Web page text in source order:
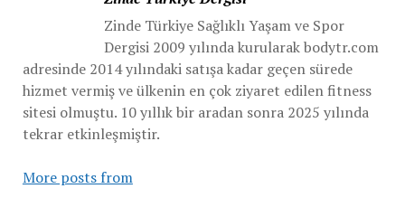
Zinde Türkiye Sağlıklı Yaşam ve Spor
Dergisi 2009 yılında kurularak bodytr.com
adresinde 2014 yılındaki satışa kadar geçen sürede
hizmet vermiş ve ülkenin en çok ziyaret edilen fitness
sitesi olmuştu. 10 yıllık bir aradan sonra 2025 yılında
tekrar etkinleşmiştir.
More posts from